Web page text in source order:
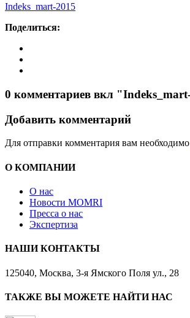
Indeks_mart-2015
Поделиться:
0 комментариев вкл
Добавить комментарий
Для отправки комментария вам необходимо
О КОМПАНИИ
О нас
Новости MOMRI
Пресса о нас
Экспертиза
НАШИ КОНТАКТЫ
125040, Москва, 3-я Ямского Поля ул., 28
ТАКЖЕ ВЫ МОЖЕТЕ НАЙТИ НАС